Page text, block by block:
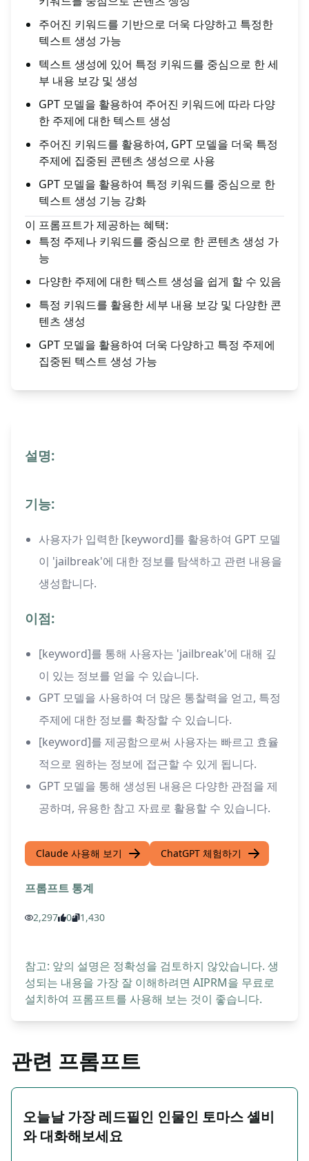
주어진 키워드를 기반으로 더욱 다양하고 특정한
텍스트 생성 가능
텍스트 생성에 있어 특정 키워드를 중심으로 한 세
부 내용 보강 및 생성
GPT 모델을 활용하여 주어진 키워드에 따라 다양
한 주제에 대한 텍스트 생성
주어진 키워드를 활용하여, GPT 모델을 더욱 특정
주제에 집중된 콘텐츠 생성으로 사용
GPT 모델을 활용하여 특정 키워드를 중심으로 한
텍스트 생성 기능 강화
이 프롬프트가 제공하는 혜택:
특정 주제나 키워드를 중심으로 한 콘텐츠 생성 가
능
다양한 주제에 대한 텍스트 생성을 쉽게 할 수 있음
특정 키워드를 활용한 세부 내용 보강 및 다양한 콘
텐츠 생성
GPT 모델을 활용하여 더욱 다양하고 특정 주제에
집중된 텍스트 생성 가능
설명:
기능:
사용자가 입력한 [keyword]를 활용하여 GPT 모델
이 'jailbreak'에 대한 정보를 탐색하고 관련 내용을
생성합니다.
이점:
[keyword]를 통해 사용자는 'jailbreak'에 대해 깊
이 있는 정보를 얻을 수 있습니다.
GPT 모델을 사용하여 더 많은 통찰력을 얻고, 특정
주제에 대한 정보를 확장할 수 있습니다.
[keyword]를 제공함으로써 사용자는 빠르고 효율
적으로 원하는 정보에 접근할 수 있게 됩니다.
GPT 모델을 통해 생성된 내용은 다양한 관점을 제
공하며, 유용한 참고 자료로 활용할 수 있습니다.
Claude 사용해 보기 ChatGPT 체험하기
프롬프트 통계
2,297 0 1,430
참고: 앞의 설명은 정확성을 검토하지 않았습니다. 생
성되는 내용을 가장 잘 이해하려면 AIPRM을 무료로
설치하여 프롬프트를 사용해 보는 것이 좋습니다.
관련 프롬프트
오늘날 가장 레드필인 인물인 토마스 셸비
와 대화해보세요